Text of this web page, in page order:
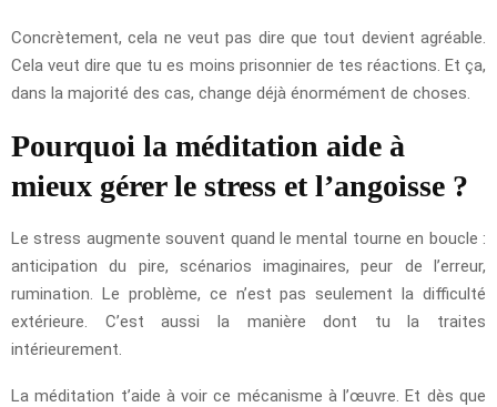
Concrètement, cela ne veut pas dire que tout devient agréable.
Cela veut dire que tu es moins prisonnier de tes réactions. Et ça,
dans la majorité des cas, change déjà énormément de choses.
Pourquoi la méditation aide à
mieux gérer le stress et l’angoisse ?
Le stress augmente souvent quand le mental tourne en boucle :
anticipation du pire, scénarios imaginaires, peur de l’erreur,
rumination. Le problème, ce n’est pas seulement la difficulté
extérieure. C’est aussi la manière dont tu la traites
intérieurement.
La méditation t’aide à voir ce mécanisme à l’œuvre. Et dès que